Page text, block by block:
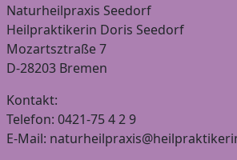
Naturheilpraxis Seedorf
Heilpraktikerin Doris Seedorf
Mozartsztraße 7
D-28203 Bremen
Kontakt:
Telefon: 0421-75 4 2 9
E-Mail: